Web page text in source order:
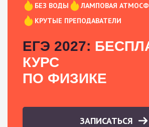
БЕЗ ВОДЫ
ЛАМПОВАЯ
КРУТЫЕ ПРЕПОДАВАТЕЛИ
ЕГЭ 2027:
КУРС
ПО ФИЗИКЕ
ЗАПИСАТЬСЯ